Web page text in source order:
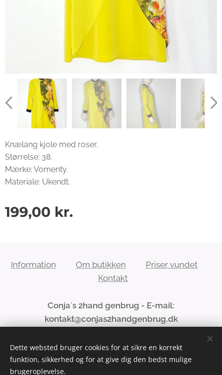
Knælang kjole med roser.
Størrelse: 38.
Mærke: Vomenty.
Materiale: Ukendt.
199,00 kr.
Information Om butikken
Priser vundet
Kontakt
Conja´s 2hand genbrug - E-mail:
kontakt@conjas2handgenbrug.dk
Cookies
Dette websted bruger cookies for at sikre en korrekt
funktion, sikkerhed og for at give dig den bedst mulige
brugeroplevelse.